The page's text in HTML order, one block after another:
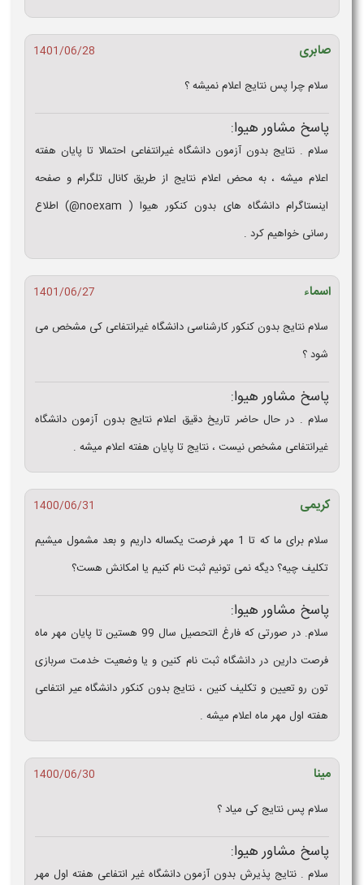
صابری
1401/06/28
سلام چرا پس نتایج اعلام نمیشه ؟
پاسخ مشاور هیوا:
سلام . نتایج بدون آزمون دانشگاه غیرانتفاعی احتمالا تا پایان هفته
اعلام میشه ، به محض اعلام نتایج از طریق کانال تلگرام و صفحه
اینستاگرام دانشگاه های بدون کنکور هیوا ( noexam@) اطلاع
رسانی خواهیم کرد .
اسماء
1401/06/27
سلام نتایج بدون کنکور کارشناسی دانشگاه غیرانتفاعی کی مشخص می
شود ؟
پاسخ مشاور هیوا:
سلام . در حال حاضر تاریخ دقیق اعلام نتایج بدون آزمون دانشگاه
غیرانتفاعی مشخص نیست ، نتایج تا پایان هفته اعلام میشه .
کریمی
1400/06/31
سلام برای ما که تا 1 مهر فرصت یکساله داریم و بعد مشمول میشیم
تکلیف چیه؟ دیگه نمی تونیم ثبت نام کنیم یا امکانش هست؟
پاسخ مشاور هیوا:
سلام. در صورتی که فارغ التحصیل سال 99 هستین تا پایان مهر ماه
فرصت دارین در دانشگاه ثبت نام کنین و یا وضعیت خدمت سربازی
تون رو تعیین و تکلیف کنین ، نتایج بدون کنکور دانشگاه عیر انتفاعی
هفته اول مهر ماه اعلام میشه .
مینا
1400/06/30
سلام پس نتایج کی میاد ؟
پاسخ مشاور هیوا:
سلام . نتایج پذیرش بدون آزمون دانشگاه غیر انتفاعی هفته اول مهر